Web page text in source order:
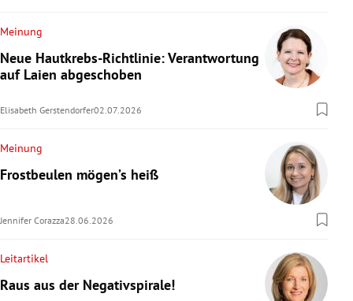
Meinung
Neue Hautkrebs-Richtlinie: Verantwortung
auf Laien abgeschoben
Elisabeth Gerstendorfer02.07.2026
Meinung
Frostbeulen mögen’s heiß
Jennifer Corazza28.06.2026
Leitartikel
Raus aus der Negativspirale!